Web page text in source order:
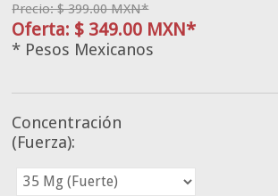
Precio: $ 399.00 MXN*
Oferta: $ 349.00 MXN*
* Pesos Mexicanos
Concentración
(Fuerza):